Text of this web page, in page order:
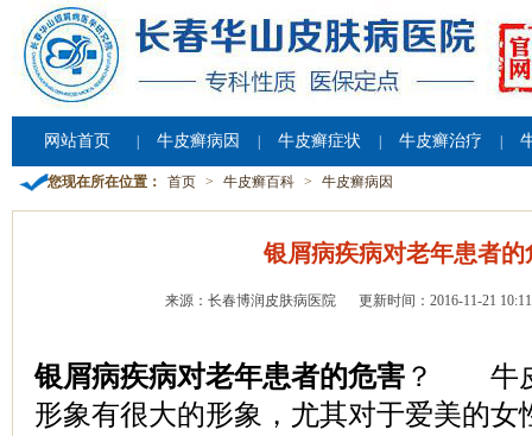
网站首页 牛皮癣病因 牛皮癣症状 牛皮癣治疗
您现在所在位置： 首页 > 牛皮癣百科 > 牛皮癣病因
银屑病疾病对老年患者的
来源：长春博润皮肤病医院 更新时间：2016-11-21
银屑病疾病对老年患者的危害 ？ 牛皮
形象有很大的形象，尤其对于爱美的女